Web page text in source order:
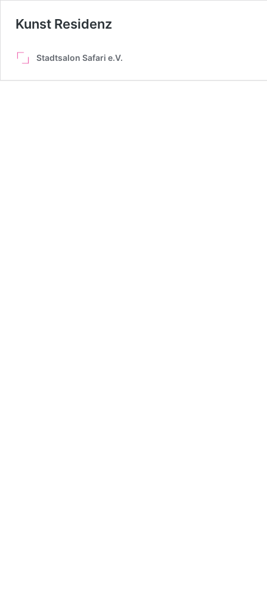
Kunst Residenz
Stadtsalon Safari e.V.